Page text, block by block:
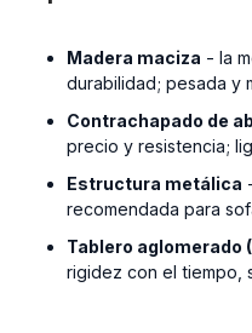
Madera maciza - la
durabilidad; pesada y
Contrachapado de
precio y resistencia;
Estructura metálica
recomendada para
Tablero aglomerado
rigidez con el tiempo,